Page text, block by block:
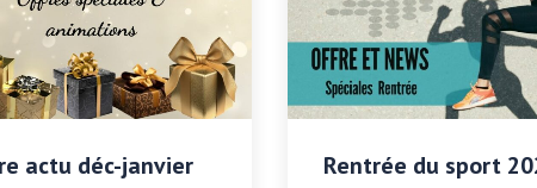
actu déc-janvier Rentrée du sport